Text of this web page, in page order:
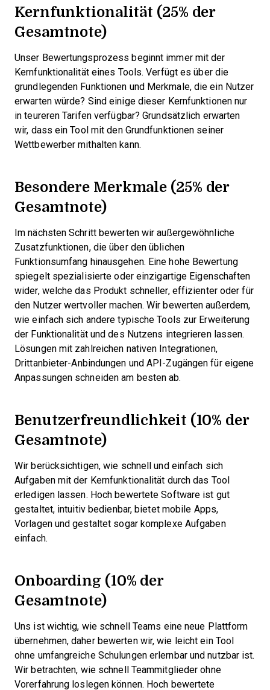
Kernfunktionalität (25% der
Gesamtnote)
Unser Bewertungsprozess beginnt immer mit der
Kernfunktionalität eines Tools. Verfügt es über die
grundlegenden Funktionen und Merkmale, die ein Nutzer
erwarten würde? Sind einige dieser Kernfunktionen nur
in teureren Tarifen verfügbar? Grundsätzlich erwarten
wir, dass ein Tool mit den Grundfunktionen seiner
Wettbewerber mithalten kann.
Besondere Merkmale (25% der
Gesamtnote)
Im nächsten Schritt bewerten wir außergewöhnliche
Zusatzfunktionen, die über den üblichen
Funktionsumfang hinausgehen. Eine hohe Bewertung
spiegelt spezialisierte oder einzigartige Eigenschaften
wider, welche das Produkt schneller, effizienter oder für
den Nutzer wertvoller machen. Wir bewerten außerdem,
wie einfach sich andere typische Tools zur Erweiterung
der Funktionalität und des Nutzens integrieren lassen.
Lösungen mit zahlreichen nativen Integrationen,
Drittanbieter-Anbindungen und API-Zugängen für eigene
Anpassungen schneiden am besten ab.
Benutzerfreundlichkeit (10% der
Gesamtnote)
Wir berücksichtigen, wie schnell und einfach sich
Aufgaben mit der Kernfunktionalität durch das Tool
erledigen lassen. Hoch bewertete Software ist gut
gestaltet, intuitiv bedienbar, bietet mobile Apps,
Vorlagen und gestaltet sogar komplexe Aufgaben
einfach.
Onboarding (10% der
Gesamtnote)
Uns ist wichtig, wie schnell Teams eine neue Plattform
übernehmen, daher bewerten wir, wie leicht ein Tool
ohne umfangreiche Schulungen erlernbar und nutzbar ist.
Wir betrachten, wie schnell Teammitglieder ohne
Vorerfahrung loslegen können. Hoch bewertete